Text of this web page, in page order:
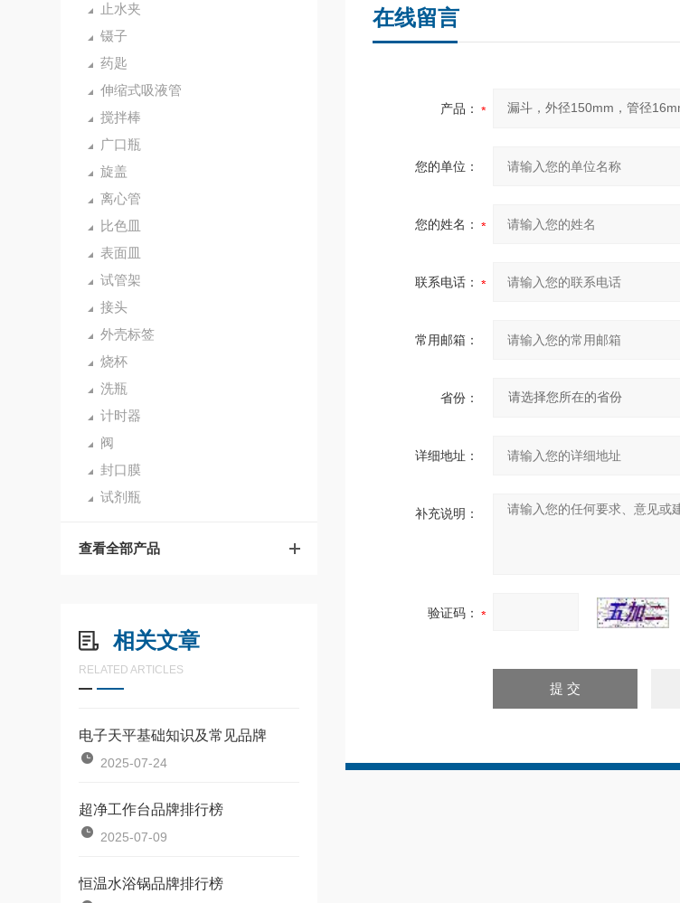
止水夹
镊子
药匙
伸缩式吸液管
搅拌棒
广口瓶
旋盖
离心管
比色皿
表面皿
试管架
接头
外壳标签
烧杯
洗瓶
计时器
阀
封口膜
试剂瓶
查看全部产品
相关文章
RELATED ARTICLES
电子天平基础知识及常见品牌
2025-07-24
超净工作台品牌排行榜
2025-07-09
恒温水浴锅品牌排行榜
在线留言
产品：
您的单位：
您的姓名：
联系电话：
常用邮箱：
省份：
详细地址：
补充说明：
验证码：